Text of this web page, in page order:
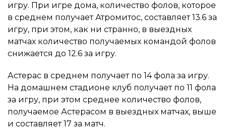
игру. При игре дома, количество фолов, которое
в среднем получает Атромитос, составляет 13.6 за
игру, при этом, как ни странно, в выездных
матчах количество получаемых командой фолов
снижается до 12.6 за игру.
Астерас в среднем получает по 14 фола за игру.
На домашнем стадионе клуб получает по 11 фола
за игру, при этом среднее количество фолов,
получаемое Астерасом в выездных матчах, выше
и составляет 17 за матч.